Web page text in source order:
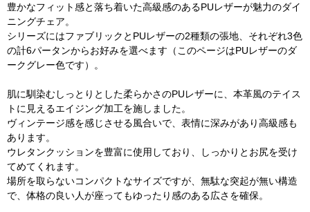
豊かなフィット感と落ち着いた高級感のあるPUレザーが魅力のダイ
ニングチェア。
シリーズにはファブリックとPUレザーの2種類の張地、それぞれ3色
の計6パータンからお好みを選べます（このページはPUレザーのダ
ークグレー色です）。
肌に馴染むしっとりとした柔らかさのPUレザーに、本革風のテイス
トに見えるエイジング加工を施しました。
ヴィンテージ感を感じさせる風合いで、表情に深みがあり高級感も
あります。
ウレタンクッションを豊富に使用しており、しっかりとお尻を受け
てめてくれます。
場所を取らないコンパクトなサイズですが、無駄な突起が無い構造
で、体格の良い人が座ってもゆったり感のある広さを確保。